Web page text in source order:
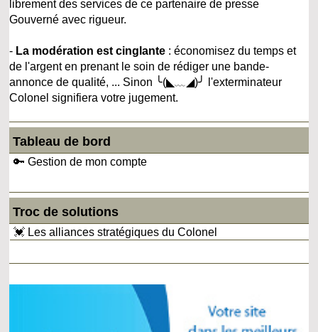
librement des services de ce partenaire de presse
Gouverné avec rigueur.
- La modération est cinglante : économisez du temps et
de l'argent en prenant le soin de rédiger une bande-
annonce de qualité, ... Sinon ╰(◣﹏◢)╯ l'exterminateur
Colonel signifiera votre jugement.
Tableau de bord
🔑 Gestion de mon compte
Troc de solutions
💓 Les alliances stratégiques du Colonel